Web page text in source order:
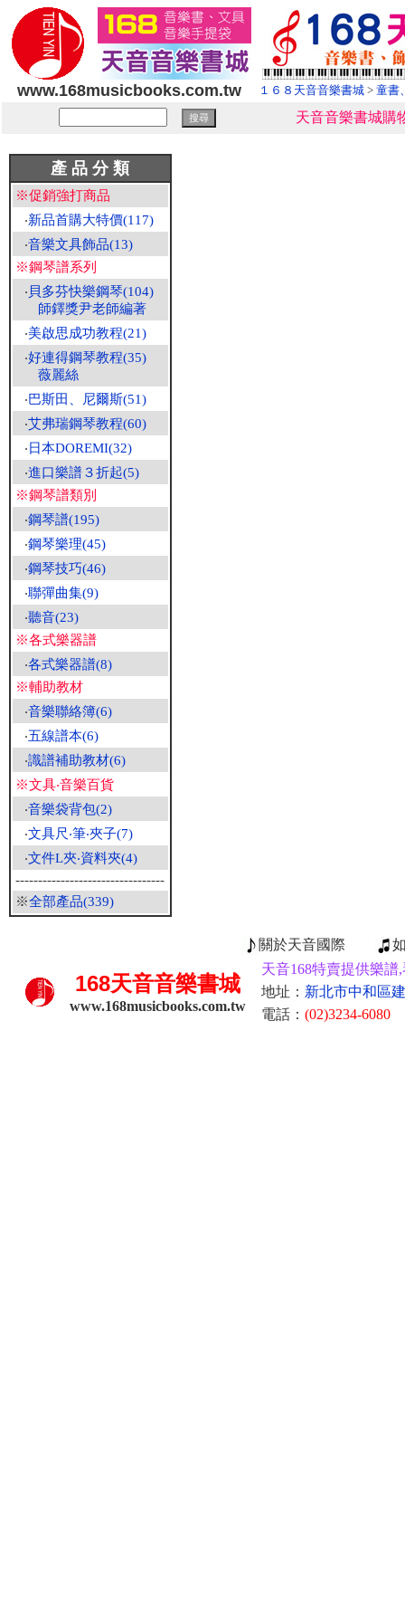
www.168musicbooks.com.tw １６８天音音樂書城 > 童書
天音音樂書城購
產 品 分 類
※促銷強打商品
‧新品首購大特價(117)
‧音樂文具飾品(13)
※鋼琴譜系列
‧ 貝多芬快樂鋼琴(104)
師鐸獎尹老師編著
‧美啟思成功教程(21)
‧好連得鋼琴教程(35)
薇麗絲
‧巴斯田、尼爾斯(51)
‧艾弗瑞鋼琴教程(60)
‧ 日本DOREMI(32)
‧進口樂譜３折起(5)
※鋼琴譜類別
‧鋼琴譜(195)
‧鋼琴樂理(45)
‧鋼琴技巧(46)
‧聯彈曲集(9)
‧聽音(23)
※各式樂器譜
‧各式樂器譜(8)
※輔助教材
‧音樂聯絡簿(6)
‧五線譜本(6)
‧識譜補助教材(6)
※文具‧音樂百貨
‧音樂袋背包(2)
‧文具尺‧筆‧夾子(7)
‧文件L夾‧資料夾(4)
---------------------------------
※全部產品(339)
關於天音國際
168天音音樂書城
www.168musicbooks.com.tw
天音168特賣提供樂
地址： 新北市中和區
電話： (02)3234-6080